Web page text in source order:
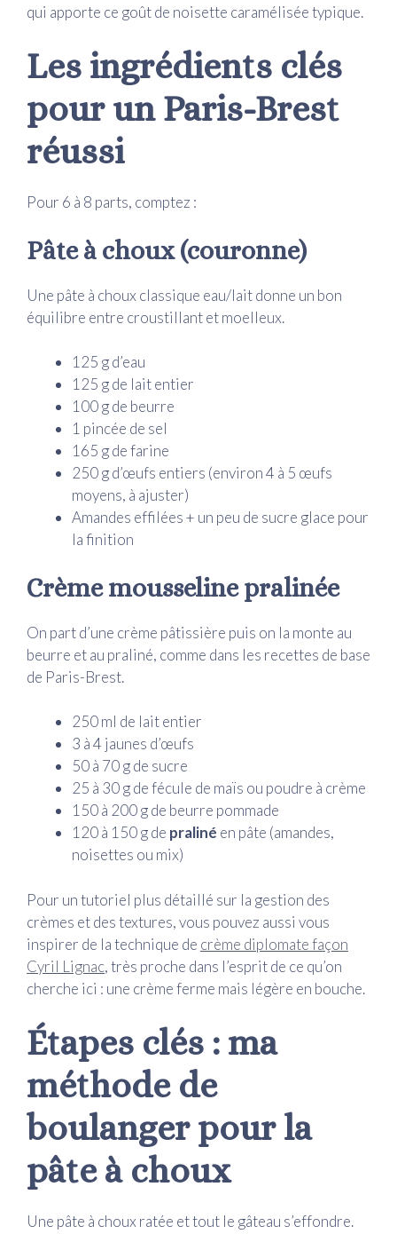
qui apporte ce goût de noisette caramélisée typique.
Les ingrédients clés
pour un Paris-Brest
réussi
Pour 6 à 8 parts, comptez :
Pâte à choux (couronne)
Une pâte à choux classique eau/lait donne un bon
équilibre entre croustillant et moelleux.
125 g d’eau
125 g de lait entier
100 g de beurre
1 pincée de sel
165 g de farine
250 g d’œufs entiers (environ 4 à 5 œufs
moyens, à ajuster)
Amandes effilées + un peu de sucre glace pour
la finition
Crème mousseline pralinée
On part d’une crème pâtissière puis on la monte au
beurre et au praliné, comme dans les recettes de base
de Paris-Brest.
250 ml de lait entier
3 à 4 jaunes d’œufs
50 à 70 g de sucre
25 à 30 g de fécule de maïs ou poudre à crème
150 à 200 g de beurre pommade
120 à 150 g de praliné en pâte (amandes,
noisettes ou mix)
Pour un tutoriel plus détaillé sur la gestion des
crèmes et des textures, vous pouvez aussi vous
inspirer de la technique de crème diplomate façon
Cyril Lignac, très proche dans l’esprit de ce qu’on
cherche ici : une crème ferme mais légère en bouche.
Étapes clés : ma
méthode de
boulanger pour la
pâte à choux
Une pâte à choux ratée et tout le gâteau s’effondre.